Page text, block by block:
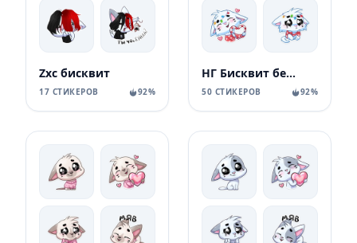
Zxc бисквит
17 СТИКЕРОВ 92%
НГ Бисквит без текста
50 СТИКЕРОВ 92%